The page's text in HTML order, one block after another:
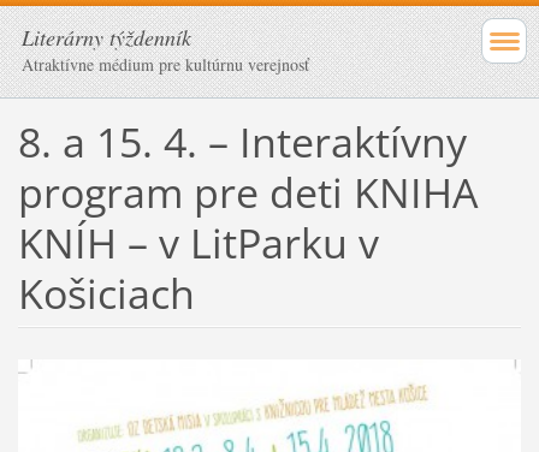
Literárny týždenník
Atraktívne médium pre kultúrnu verejnosť
8. a 15. 4. – Interaktívny
program pre deti KNIHA
KNÍH – v LitParku v
Košiciach